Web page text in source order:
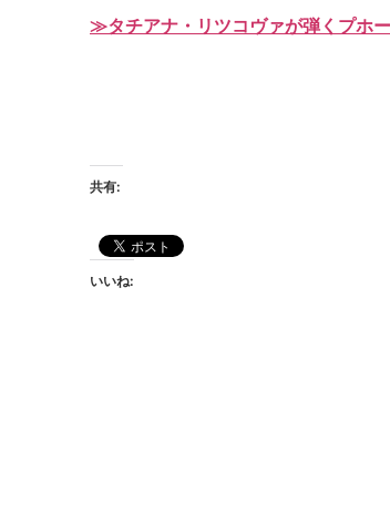
≫タチアナ・リツコヴァが弾くプホ
共有:
いいね: